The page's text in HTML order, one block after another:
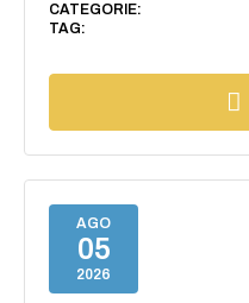
CATEGORIE:
TAG:
AGO
05
2026